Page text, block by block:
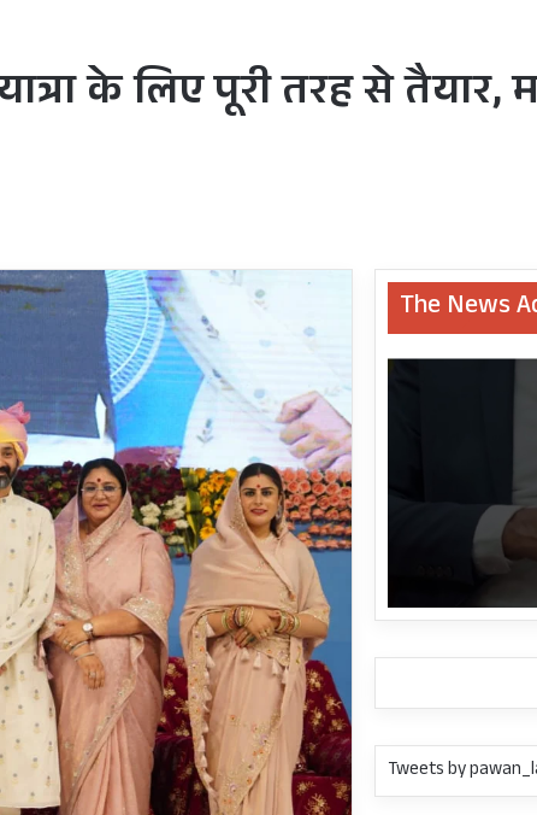
के लिए पूरी तरह से तैयार,
The News
Tweets by